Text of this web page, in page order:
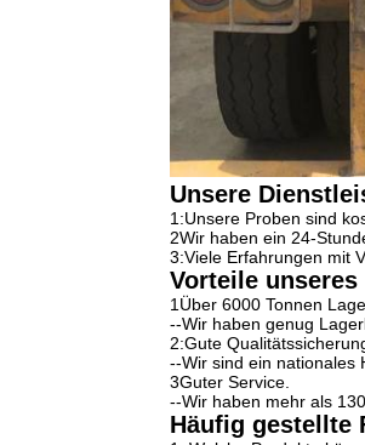
Unsere
1:Unsere Proben sind
2Wir haben ein 24-
3:Viele Erfahrungen mit
Vorteile
1Über 6000 Tonnen
--Wir haben genug
2:Gute
--Wir sind ein nationales
3Guter Service.
--Wir haben mehr als
Häufig gestellte